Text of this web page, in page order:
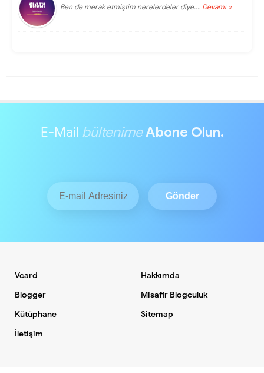
Ben de merak etmiştim nerelerdeler diye.… Devamı »
E-Mail bültenimeAbone Olun.
Vcard
Hakkımda
Blogger
Misafir Blogculuk
Kütüphane
Sitemap
İletişim